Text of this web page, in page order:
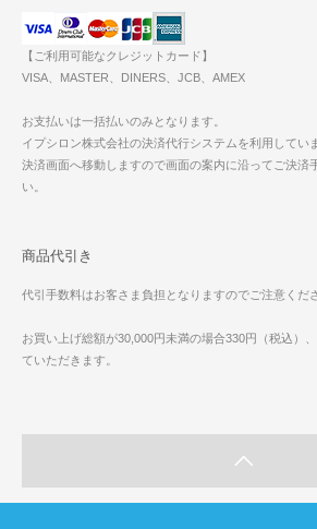
【ご利用可能なクレジットカード】
VISA、MASTER、DINERS、JCB、AMEX
お支払いは一括払いのみとなります。
イプシロン株式会社の決済代行システムを利用してい
決済画面へ移動しますので画面の案内に沿ってご決済
い。
商品代引き
代引手数料はお客さま負担となりますのでご注意くだ
お買い上げ総額が30,000円未満の場合330円（税込）
ていただきます。